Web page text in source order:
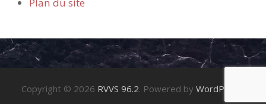
Copyright © 2026 RVVS 96.2. Powered by WordPress